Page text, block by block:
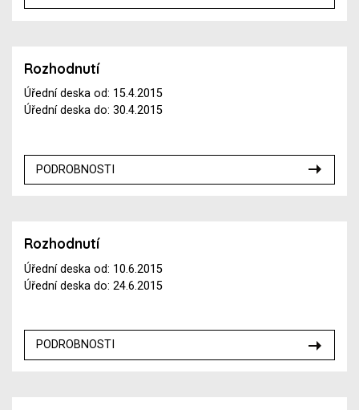
Rozhodnutí
Úřední deska od: 15.4.2015
Úřední deska do: 30.4.2015
PODROBNOSTI
Rozhodnutí
Úřední deska od: 10.6.2015
Úřední deska do: 24.6.2015
PODROBNOSTI